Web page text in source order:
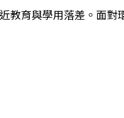
教育與學用落差。面對